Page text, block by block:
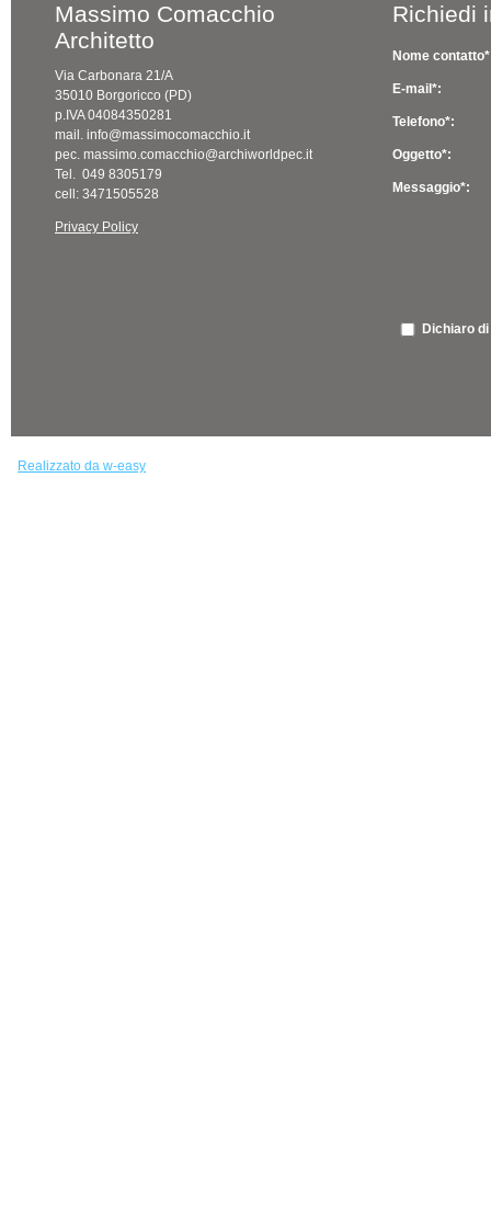
Massimo Comacchio
Architetto
Via Carbonara 21/A
35010 Borgoricco (PD)
p.IVA 04084350281
mail. info@massimocomacchio.it
pec. massimo.comacchio@archiworldpec.it
Tel. 049 8305179
cell: 3471505528
Privacy Policy
Richiedi
Nome
E-mail*:
Telefono*:
Oggetto*:
Messaggio*:
Dichiaro
Realizzato da w-easy